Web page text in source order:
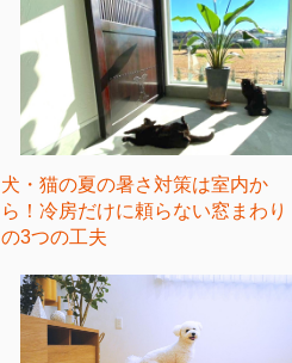
犬・猫の夏の暑さ対策は室内か
ら！冷房だけに頼らない窓まわり
の3つの工夫